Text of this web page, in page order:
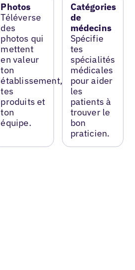
Photos
Téléverse
des
photos qui
mettent
en valeur
ton
établissement,
tes
produits et
ton
équipe.
Catégories
de
médecins
Spécifie
tes
spécialités
médicales
pour aider
les
patients à
trouver le
bon
praticien.